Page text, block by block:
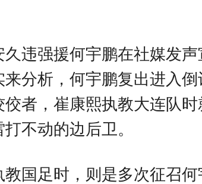
久违强援何宇鹏在社媒发
分析，何宇鹏复出进入
者，崔康熙执教大连队
不动的边后卫。
教国足时，则是多次征召